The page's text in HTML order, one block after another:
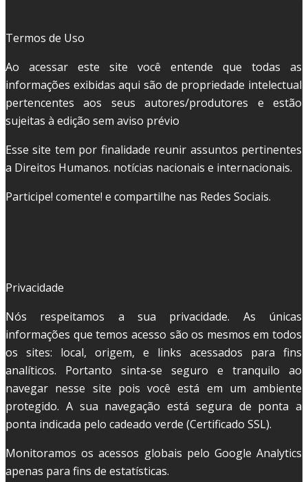
Termos de Uso
Ao acessar este site você entende que todas as
informações exibidas aqui são de propriedade intelectual
pertencentes aos seus autores/produtores e estão
sujeitas à edição sem aviso prévio
Esse site tem por finalidade reunir assuntos pertinentes
a Direitos Humanos. notícias nacionais e internacionais.
Participe! comente! e compartilhe nas Redes Sociais.
Privacidade
Nós respeitamos a sua privacidade. As únicas
informações que temos acesso são os mesmos em todos
os sites: local, origem, e links acessados para fins
analíticos. Portanto sinta-se seguro e tranquilo ao
navegar nesse site pois você está em um ambiente
protegido. A sua navegação está segura de ponta a
ponta indicada pelo cadeado verde (Certificado SSL).
Monitoramos os acessos globais pelo Google Analytics
apenas para fins de estatísticas.